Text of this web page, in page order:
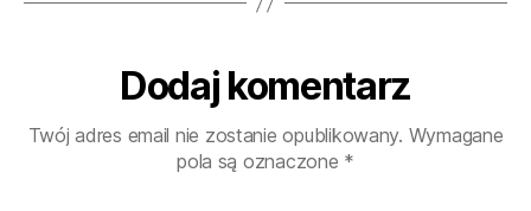
Dodaj komentarz
Twój adres email nie zostanie opublikowany. Wymagane
pola są oznaczone *